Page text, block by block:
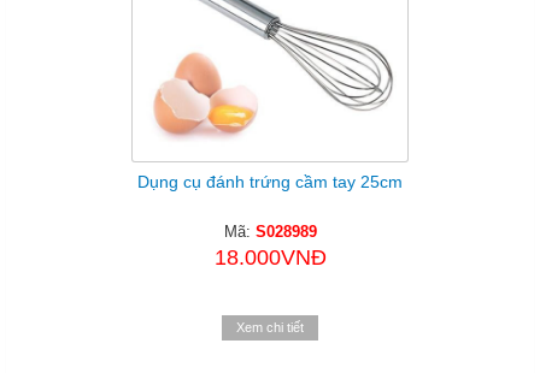
Dụng cụ đánh trứng cầm tay 25cm
Mã: S028989
18.000VNĐ
Xem chi tiết